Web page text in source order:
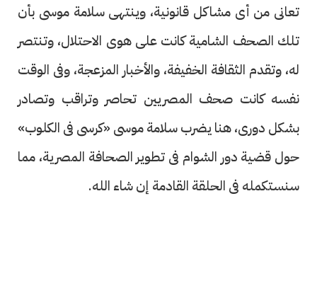
تعانى من أى مشاكل قانونية، وينتهى سلامة موسى بأن
تلك الصحف الشامية كانت على هوى الاحتلال، وتنتصر
له، وتقدم الثقافة الخفيفة، والأخبار المزعجة، وفى الوقت
نفسه كانت صحف المصريين تحاصر وتراقب وتصادر
بشكل دورى، هنا يضرب سلامة موسى «كرسى فى الكلوب»
حول قضية دور الشوام فى تطوير الصحافة المصرية، مما
سنستكمله فى الحلقة القادمة إن شاء الله.